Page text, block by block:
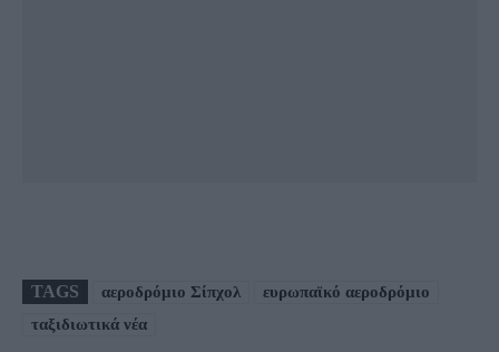
TAGS αεροδρόμιο Σίπχολ
ευρωπαϊκό αεροδρόμιο
ταξιδιωτικά νέα